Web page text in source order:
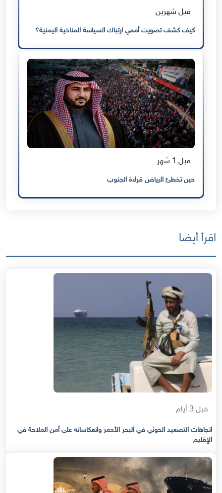
قبل شهرين
كيف كشف تصويت أممي ارتباك السياسة المناخية اليمنية؟
قبل 1 شهر
حين تخطئ الرياض قراءة الجنوب
اقرأ أيضا
قبل 3 أيام
اتجاهات التصعيد الحوثي في البحر الأحمر وانعكاساته على أمن الملاحة في
الإقليم